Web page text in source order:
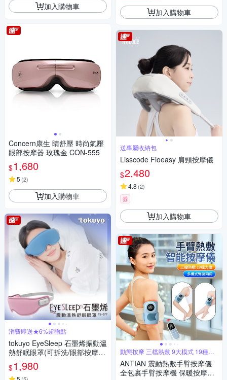
加入購物車
Concern康生 睛舒壓 時尚氣壓
眼部按摩器 玫瑰金 CON-555
$1,680
5 (2)
加入購物車
消費即送★6%超贈點
tokuyo EyeSleep 石墨烯振動溫
熱舒眠眼罩(可拆洗/眼部按摩)
TS-077
$1,980
加入購物車
送專屬收納包
Lisscode Fioeasy 肩頸按摩儀
$2,480
4.8 (2)
券
加入購物車
動態按摩 三檔熱敷 9大模式 19種力
度
ANTIAN 震動熱敷手臂按摩儀
全包裹手臂按摩機 保暖按摩放